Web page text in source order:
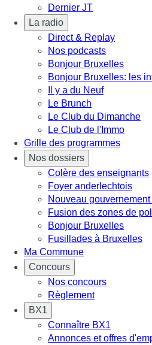
Dernier JT
La radio
Direct & Replay
Nos podcasts
Bonjour Bruxelles
Bonjour Bruxelles: les
Il y a du Neuf
Le Brunch
Le Club du Dimanche
Le Club de l'Immo
Grille des programmes
Nos dossiers
Colère des enseignants
Foyer anderlechtois
Nouveau
Fusion des zones de
Bonjour Bruxelles
Fusillades à Bruxelles
Ma Commune
Concours
Nos concours
Règlement
BX1
Connaître BX1
Annonces et offres